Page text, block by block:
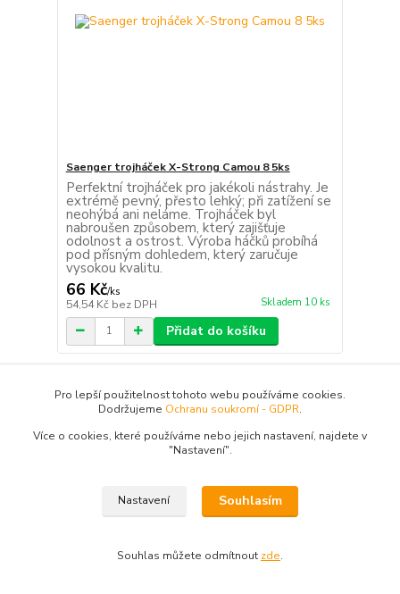
Saenger trojháček X-Strong Camou 8 5ks
Perfektní trojháček pro jakékoli nástrahy. Je
extrémě pevný, přesto lehký; při zatížení se
neohýbá ani neláme. Trojháček byl
nabroušen způsobem, který zajišťuje
odolnost a ostrost. Výroba háčků probíhá
pod přísným dohledem, který zaručuje
vysokou kvalitu.
66 Kč/ks
54,54 Kč bez DPH Skladem 10 ks
Přidat do košíku
Pro lepší použitelnost tohoto webu používáme cookies.
Dodržujeme Ochranu soukromí - GDPR.
Více o cookies, které používáme nebo jejich nastavení, najdete v
"Nastavení".
Nastavení Souhlasím
Souhlas můžete odmítnout zde.